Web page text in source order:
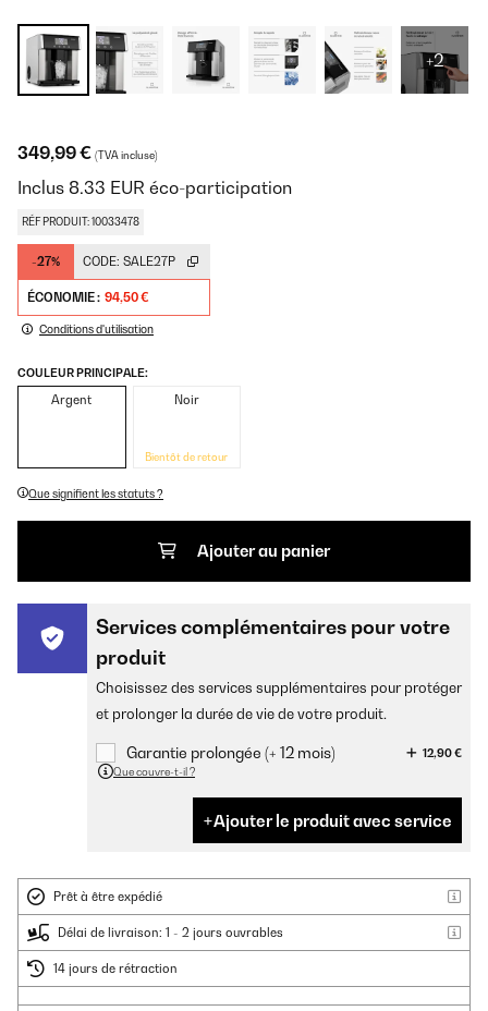
+2
349,99 € (TVA incluse)
Inclus 8.33 EUR éco-participation
RÉF PRODUIT: 10033478
-27% CODE: SALE27P
ÉCONOMIE : 94,50 €
Conditions d'utilisation
COULEUR PRINCIPALE:
Argent Noir
Bientôt de retour
Que signifient les statuts ?
Ajouter au panier
Services complémentaires pour votre
produit
Choisissez des services supplémentaires pour protéger
et prolonger la durée de vie de votre produit.
Garantie prolongée (+ 12 mois)
12,90 €
Que couvre-t-il ?
Ajouter le produit avec service
Prêt à être expédié
Délai de livraison: 1 - 2 jours ouvrables
14 jours de rétraction